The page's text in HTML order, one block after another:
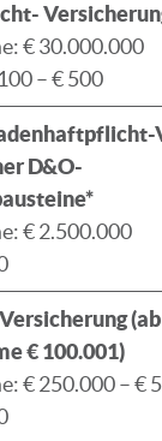
€ 30.000.000
– € 500
D&O-
€ 2.500.000
(ab
€ 100.001)
€ 250.000 – €